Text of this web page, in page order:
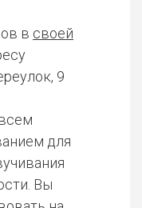
в своей
9
для
Вы